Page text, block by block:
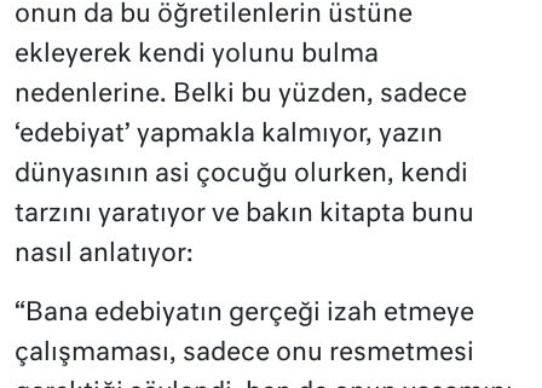
onun da bu öğretilenlerin üstüne
ekleyerek kendi yolunu bulma
nedenlerine. Belki bu yüzden, sadece
‘edebiyat’ yapmakla kalmıyor, yazın
dünyasının asi çocuğu olurken, kendi
tarzını yaratıyor ve bakın kitapta bunu
nasıl anlatıyor:
“Bana edebiyatın gerçeği izah etmeye
çalışmaması, sadece onu resmetmesi